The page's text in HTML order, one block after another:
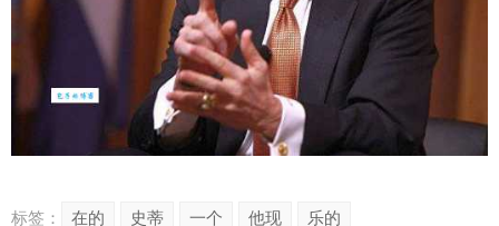
标签： 在的 史蒂 一个 他现 乐的